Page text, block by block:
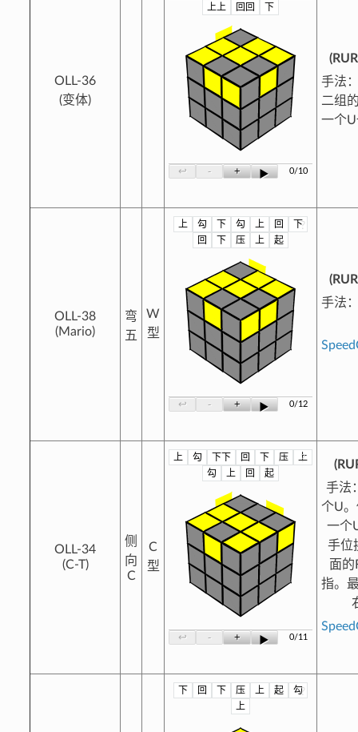
OLL-36
(变体)
上上
回回 下
↩ - + ▶ 0/10
手法
二组
一个
OLL-38
(Mario)
弯
五
W
型
上 勾 下 勾 上 回
下
回
下 压 上 起
?
↩ - + ▶ 0/12
手法
OLL-34
(C-T)
侧
向
C
C
型
上 勾 下下 回 下 压
上
勾
上 回 起
?
↩ - + ▶ 0/11
手法
个U
一个
手位
面的
指。
下 回 下 压 上 起
勾
上
?